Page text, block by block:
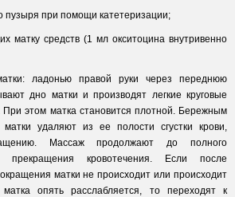
пузыря при помощи катетеризации;
матку средств (1 мл окситоцина внутривенно
ладонью правой руки через переднюю
дно матки и производят легкие круговые
этом матка становится плотной. Бережным
удаляют из ее полости сгустки крови,
Массаж продолжают до полного
кровотечения. Если после
матки не происходит или происходит
опять расслабляется, то переходят к